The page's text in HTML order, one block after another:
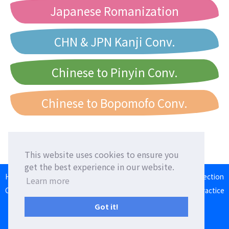
This website uses cookies to ensure you
get the best experience in our website.
Learn more
Got it!
Japanese Romanization
CHN & JPN Kanji Conv.
Chinese to Pinyin Conv.
Chinese to Bopomofo Conv.
HOME
Language Correction
Communication Square
Japanese Romaji Input Practice
Japan/Taiwan/Western Calendar